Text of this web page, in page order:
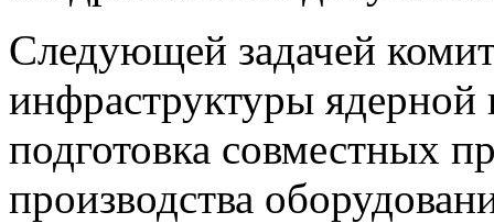
Следующей задачей
инфраструктуры
подготовка совместных
производства